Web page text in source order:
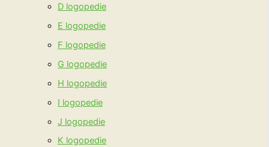
D logopedie
E logopedie
F logopedie
G logopedie
H logopedie
I logopedie
J logopedie
K logopedie